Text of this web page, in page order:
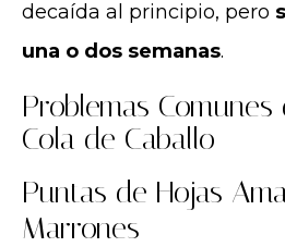
decaída al principio, pero
una o dos semanas.
Problemas
Cola de Caballo
Puntas de Hojas
Marrones